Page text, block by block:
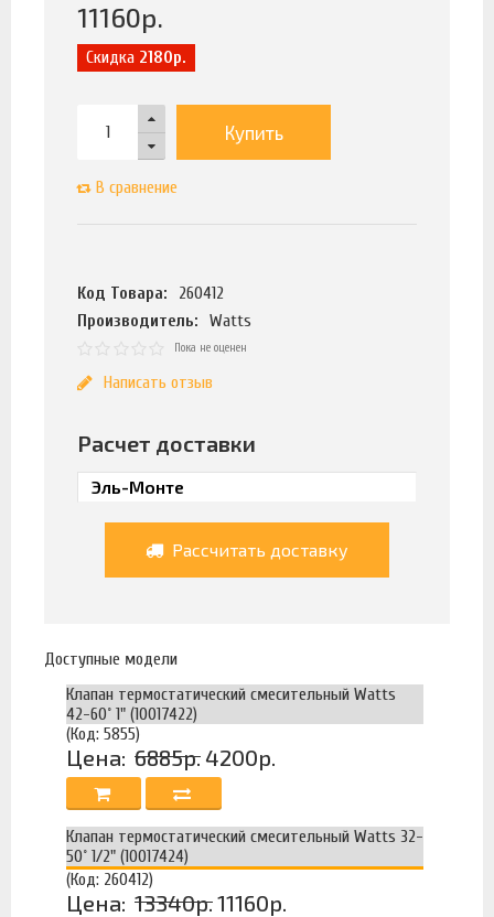
11160р.
Скидка 2180р.
Купить
В сравнение
Код Товара:
260412
Производитель:
Watts
Пока не оценен
Написать отзыв
Расчет доставки
Рассчитать доставку
Доступные модели
Клапан термостатический смесительный Watts
42-60˚ 1" (10017422)
(Код: 5855)
Цена: 6885р. 4200р.
Клапан термостатический смесительный Watts 32-
50˚ 1/2" (10017424)
(Код: 260412)
Цена: 13340р.11160р.